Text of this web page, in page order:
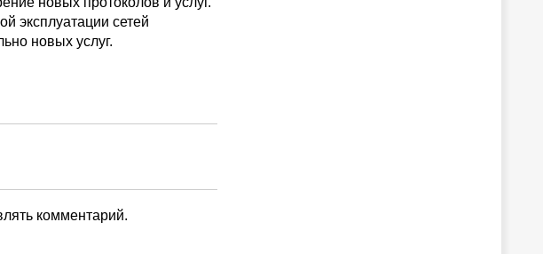
эксплуатации сетей
новых услуг.
комментарий.